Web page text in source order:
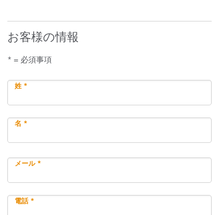
お客様の情報
* = 必須事項
姓 *
名 *
メール *
電話 *